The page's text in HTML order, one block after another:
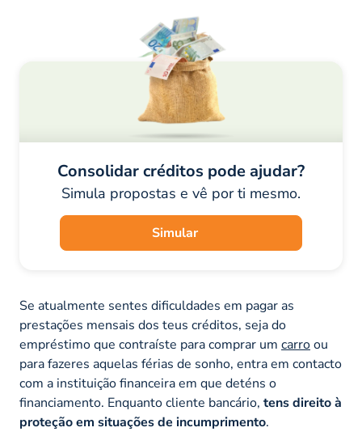
Consolidar créditos pode ajudar?
Simula propostas e vê por ti mesmo.
Simular
Se atualmente sentes dificuldades em pagar as
prestações mensais dos teus créditos, seja do
empréstimo que contraíste para comprar um carroou
para fazeres aquelas férias de sonho, entra em contacto
com a instituição financeira em que deténs o
financiamento. Enquanto cliente bancário, tens direito à
proteção em situações de incumprimento.